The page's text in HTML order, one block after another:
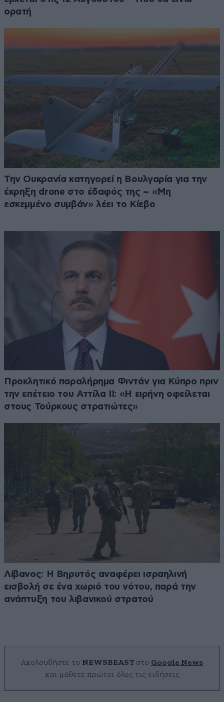
ορατή
Την Ουκρανία κατηγορεί η Βουλγαρία για την
έκρηξη drone στο έδαφός της – «Μη
εσκεμμένο συμβάν» λέει το Κίεβο
Προκλητικό παραλήρημα Φιντάν για Κύπρο πριν
την επέτειο του Αττίλα ΙΙ: «Η ειρήνη οφείλεται
στους Τούρκους στρατιώτες»
Λίβανος: Η Βηρυτός αναφέρει ισραηλινή
εισβολή σε ένα χωριό του νότου, παρά την
ανάπτυξη του λιβανικού στρατού
Ακολουθήστε το NEWSBEAST στο Google News
και μάθετε πρώτοι όλες τις ειδήσεις